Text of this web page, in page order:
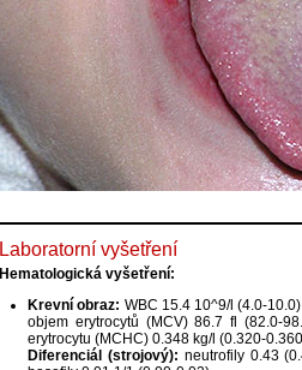
Laboratorní vyšetření
Hematologická vyšetření:
Krevní obraz: WBC 15.4 10^9/l (4.0-
objem erytrocytů (MCV) 86.7 fl (82.0-
erytrocytu (MCHC) 0.348 kg/l (0.320-
Diferenciál (strojový): neutrofily 0.43